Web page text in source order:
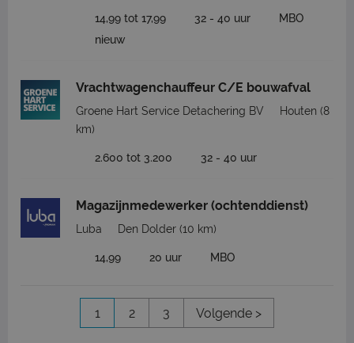
14,99 tot 17,99 32 - 40 uur
MBO
nieuw
Vrachtwagenchauffeur C/E bouwafval
Groene Hart Service Detachering BV Houten (8
km)
2.600 tot 3.200 32 - 40 uur
Magazijnmedewerker (ochtenddienst)
Luba Den Dolder (10 km)
14,99 20 uur MBO
1 2 3 Volgende >